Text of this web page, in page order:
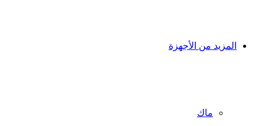
المزيد من الأجهزة
ماك